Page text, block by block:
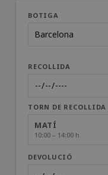
BOTIGA
RECOLLIDA
TORN DE RECOLLIDA
MATÍ
10:00 – 14:00 h
DEVOLUCIÓ